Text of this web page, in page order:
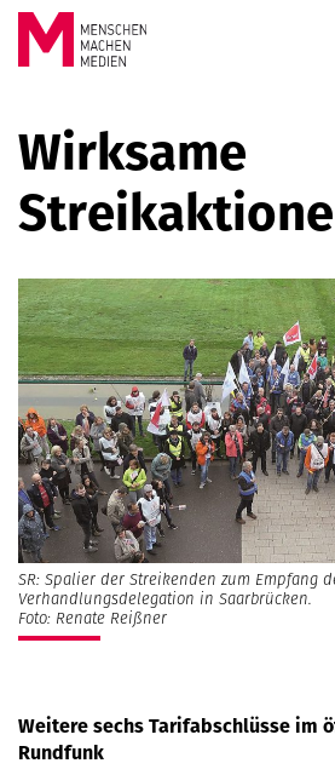
Springe zum Inhalt
MACHEN
MEDIEN
Wirksame
SR: Spalier der Streikenden zum Empfang
Verhandlungsdelegation in Saarbrücken.
Foto: Renate Reißner
Weitere sechs Tarifabschlüsse im
Rundfunk